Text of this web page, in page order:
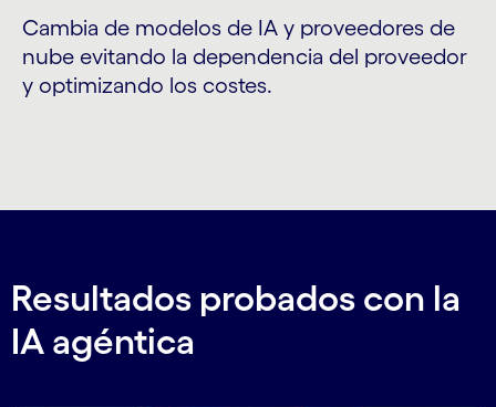
Cambia de modelos de IA y proveedores de
nube evitando la dependencia del proveedor
y optimizando los costes.
Resultados probados con la
IA agéntica